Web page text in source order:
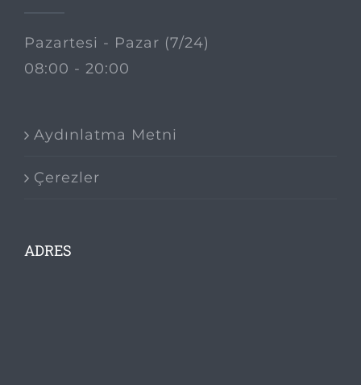
Pazartesi - Pazar (7/24)
08:00 - 20:00
Aydınlatma Metni
Çerezler
ADRES